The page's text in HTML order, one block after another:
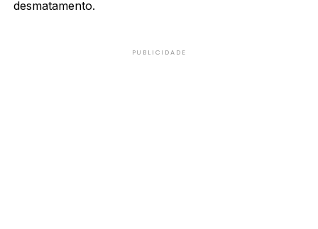
desmatamento.
PUBLICIDADE